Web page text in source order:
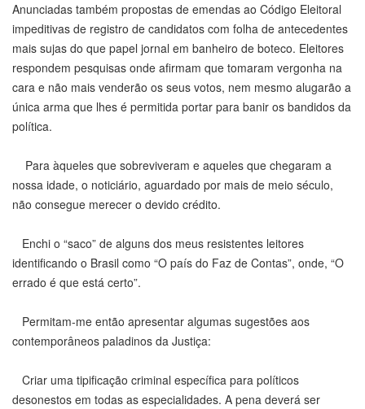
Anunciadas também propostas de emendas ao Código Eleitoral
impeditivas de registro de candidatos com folha de antecedentes
mais sujas do que papel jornal em banheiro de boteco. Eleitores
respondem pesquisas onde afirmam que tomaram vergonha na
cara e não mais venderão os seus votos, nem mesmo alugarão a
única arma que lhes é permitida portar para banir os bandidos da
política.
Para àqueles que sobreviveram e aqueles que chegaram a
nossa idade, o noticiário, aguardado por mais de meio século,
não consegue merecer o devido crédito.
Enchi o “saco” de alguns dos meus resistentes leitores
identificando o Brasil como “O país do Faz de Contas”, onde, “O
errado é que está certo”.
Permitam-me então apresentar algumas sugestões aos
contemporâneos paladinos da Justiça:
Criar uma tipificação criminal específica para políticos
desonestos em todas as especialidades. A pena deverá ser